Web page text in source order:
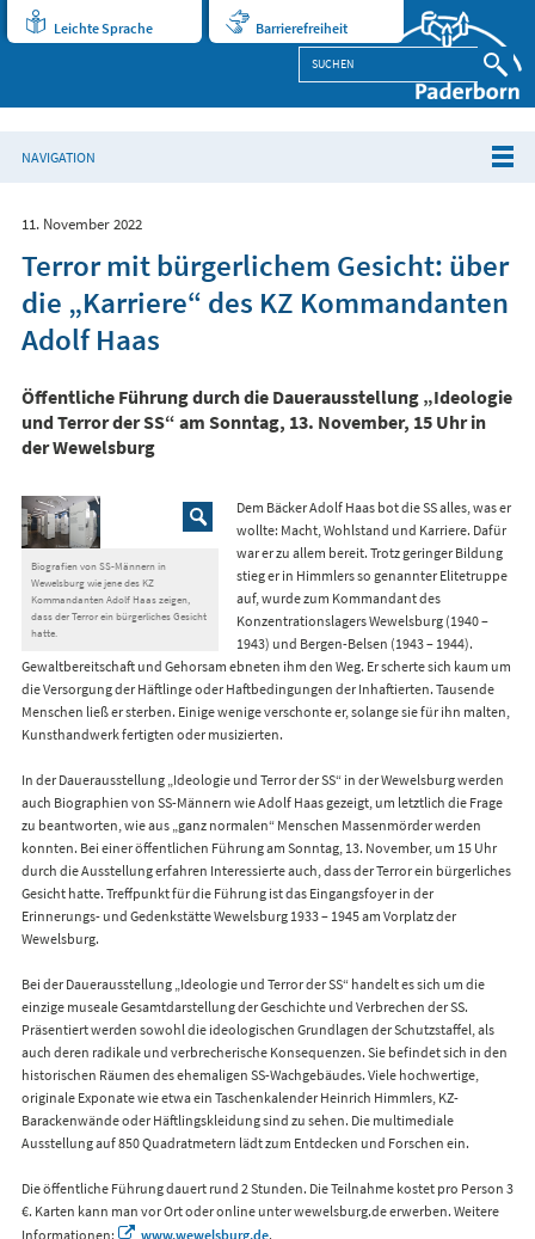
Leichte Sprache Barrierefreiheit
NAVIGATION
11. November 2022
Terror mit bürgerlichem Gesicht: über
die „Karriere“ des KZ Kommandanten
Adolf Haas
Öffentliche Führung durch die Dauerausstellung „Ideologie
und Terror der SS“ am Sonntag, 13. November, 15 Uhr in
der Wewelsburg
Biografien von SS-Männern in
Wewelsburg wie jene des KZ
Kommandanten Adolf Haas zeigen,
dass der Terror ein bürgerliches Gesicht
hatte.
Dem Bäcker Adolf Haas bot die SS alles, was er
wollte: Macht, Wohlstand und Karriere. Dafür
war er zu allem bereit. Trotz geringer Bildung
stieg er in Himmlers so genannter Elitetruppe
auf, wurde zum Kommandant des
Konzentrationslagers Wewelsburg (1940 –
1943) und Bergen-Belsen (1943 – 1944).
Gewaltbereitschaft und Gehorsam ebneten ihm den Weg. Er scherte sich kaum um
die Versorgung der Häftlinge oder Haftbedingungen der Inhaftierten. Tausende
Menschen ließ er sterben. Einige wenige verschonte er, solange sie für ihn malten,
Kunsthandwerk fertigten oder musizierten.
In der Dauerausstellung „Ideologie und Terror der SS“ in der Wewelsburg werden
auch Biographien von SS-Männern wie Adolf Haas gezeigt, um letztlich die Frage
zu beantworten, wie aus „ganz normalen“ Menschen Massenmörder werden
konnten. Bei einer öffentlichen Führung am Sonntag, 13. November, um 15 Uhr
durch die Ausstellung erfahren Interessierte auch, dass der Terror ein bürgerliches
Gesicht hatte. Treffpunkt für die Führung ist das Eingangsfoyer in der
Erinnerungs- und Gedenkstätte Wewelsburg 1933 – 1945 am Vorplatz der
Wewelsburg.
Bei der Dauerausstellung „Ideologie und Terror der SS“ handelt es sich um die
einzige museale Gesamtdarstellung der Geschichte und Verbrechen der SS.
Präsentiert werden sowohl die ideologischen Grundlagen der Schutzstaffel, als
auch deren radikale und verbrecherische Konsequenzen. Sie befindet sich in den
historischen Räumen des ehemaligen SS-Wachgebäudes. Viele hochwertige,
originale Exponate wie etwa ein Taschenkalender Heinrich Himmlers, KZ-
Barackenwände oder Häftlingskleidung sind zu sehen. Die multimediale
Ausstellung auf 850 Quadratmetern lädt zum Entdecken und Forschen ein.
Die öffentliche Führung dauert rund 2 Stunden. Die Teilnahme kostet pro Person 3
€. Karten kann man vor Ort oder online unter wewelsburg.de erwerben. Weitere
Informationen:
www.wewelsburg.de.